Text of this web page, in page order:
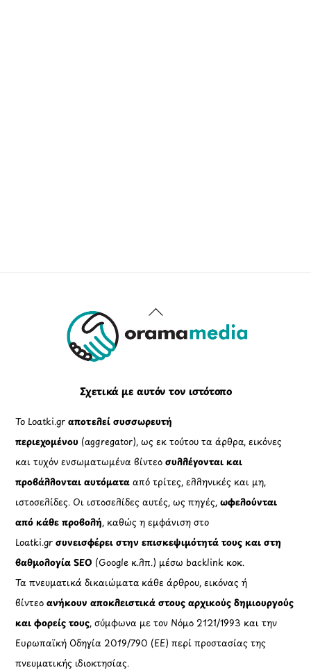
Back
To
Σχετικά με αυτόν τον ιστότοπο
Το Loatki.grαποτελεί συσσωρευτή
περιεχομένου (aggregator), ως εκ τούτου τα άρθρα, εικόνες
και τυχόν ενσωματωμένα βίντεοσυλλέγονται και
προβάλλονται αυτόματααπό τρίτες, ελληνικές και μη,
ιστοσελίδες. Οι ιστοσελίδες αυτές, ως πηγές,ωφελούνται
από κάθε προβολή, καθώς η εμφάνιση στο
Loatki.gr συνεισφέρει στην επισκεψιμότητά τους και στη
βαθμολογία SEO (Google κ.λπ.) μέσω backlink κοκ.
Τα πνευματικά δικαιώματα κάθε άρθρου, εικόνας ή
βίντεοανήκουν αποκλειστικά στους αρχικούς δημιουργούς
και φορείς τους, σύμφωνα με τον Νόμο 2121/1993 και την
Ευρωπαϊκή Οδηγία 2019/790 (ΕΕ) περί προστασίας της
πνευματικής ιδιοκτησίας.